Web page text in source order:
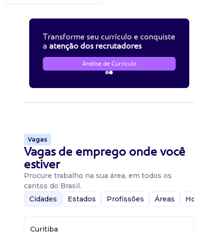
Transforme seu currículo e conquiste
a atenção dos recrutadores
Análise de Currículo
Vagas
Vagas de emprego onde você
estiver
Procure trabalho na sua área, em todos os
cantos do Brasil.
Cidades
Estados Profissões Áreas Home-
Curitiba